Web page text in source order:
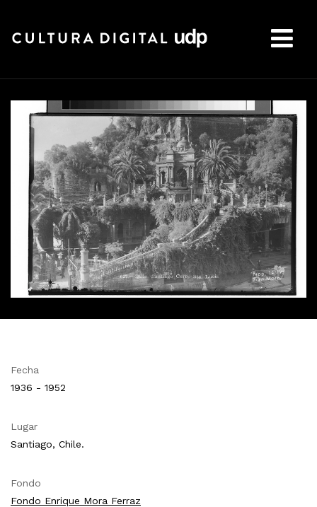
Fecha
1936 - 1952
Lugar
Santiago, Chile.
Fondo
Fondo Enrique Mora Ferraz